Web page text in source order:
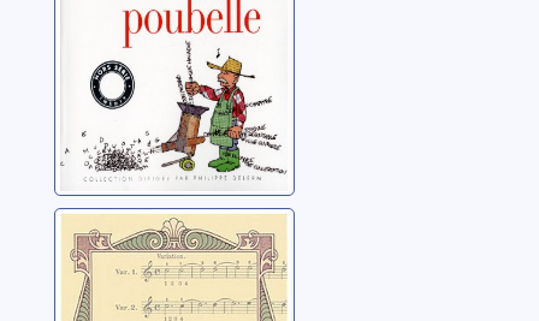
Et si on dansait
?: éloge de la
ponctuation